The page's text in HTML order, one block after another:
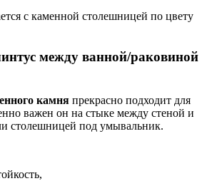
с каменной столешницей по цвету
между ванной/раковиной
камня прекрасно подходит для
важен он на стыке между стеной и
столешницей под умывальник.